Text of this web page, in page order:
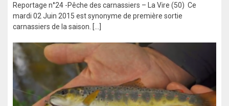
Reportage n°24 -Pêche des carnassiers – La Vire (50) Ce
mardi 02 Juin 2015 est synonyme de première sortie
carnassiers de la saison. […]